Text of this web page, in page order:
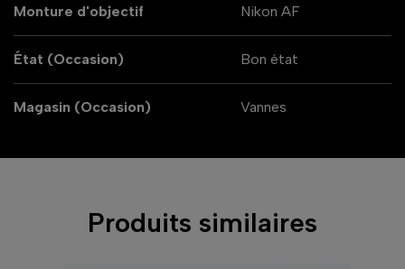
Monture d'objectif Nikon AF
État (Occasion) Bon état
Magasin (Occasion) Vannes
Produits similaires